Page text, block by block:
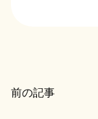
前の記事